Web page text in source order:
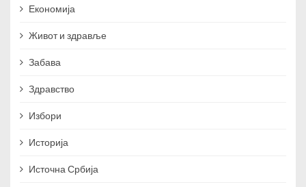
Економија
Живот и здравље
Забава
Здравство
Избори
Историја
Источна Србија